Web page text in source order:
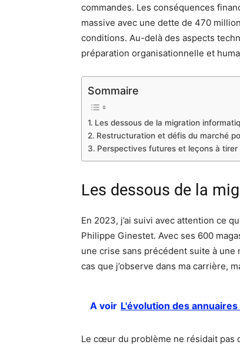
commandes. Les conséquences
massive avec une dette de 470
conditions. Au-delà des aspects
préparation organisationnelle et
Sommaire
Les dessous de la migration
Restructuration et défis du marché
Perspectives futures et leçons à tirer
Les dessous de la
En 2023, j’ai suivi avec attention ce
Philippe Ginestet. Avec ses 600
une crise sans précédent suite à une
cas que j’observe dans ma carrière,
A voir L'évolution des
Le cœur du problème ne résidait pas